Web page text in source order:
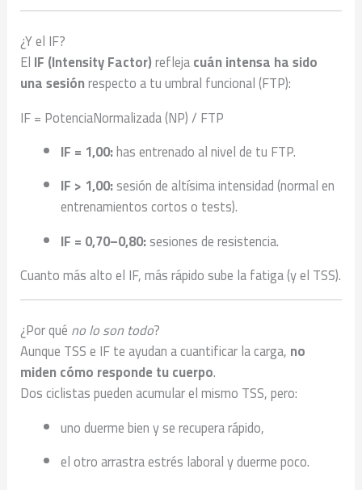
¿Y el IF?
El IF (Intensity Factor)reflejacuán intensa ha sido
una sesiónrespecto a tu umbral funcional (FTP):
IF = PotenciaNormalizada (NP) / FTP
IF = 1,00:has entrenado al nivel de tu FTP.
IF > 1,00:sesión de altísima intensidad (normal en
entrenamientos cortos o tests).
IF = 0,70–0,80:sesiones de resistencia.
Cuanto más alto el IF, más rápido sube la fatiga (y el TSS).
¿Por qué no lo son todo?
Aunque TSS e IF te ayudan a cuantificar la carga, no
miden cómo responde tu cuerpo.
Dos ciclistas pueden acumular el mismo TSS, pero:
uno duerme bien y se recupera rápido,
el otro arrastra estrés laboral y duerme poco.